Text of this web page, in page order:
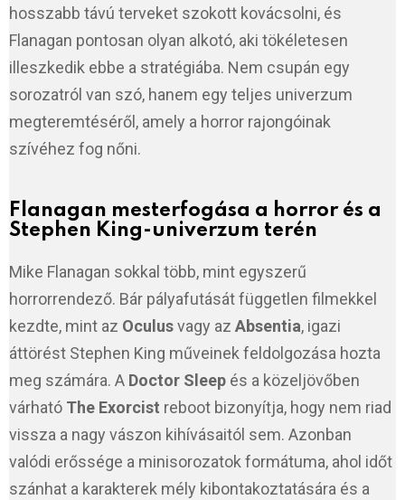
hosszabb távú terveket szokott kovácsolni, és
Flanagan pontosan olyan alkotó, aki tökéletesen
illeszkedik ebbe a stratégiába. Nem csupán egy
sorozatról van szó, hanem egy teljes univerzum
megteremtéséről, amely a horror rajongóinak
szívéhez fog nőni.
Flanagan mesterfogása a horror és a
Stephen King-univerzum terén
Mike Flanagan sokkal több, mint egyszerű
horrorrendező. Bár pályafutását független filmekkel
kezdte, mint az Oculusvagy az Absentia, igazi
áttörést Stephen King műveinek feldolgozása hozta
meg számára. A Doctor Sleep és a közeljövőben
várható The Exorcist reboot bizonyítja, hogy nem riad
vissza a nagy vászon kihívásaitól sem. Azonban
valódi erőssége a minisorozatok formátuma, ahol időt
szánhat a karakterek mély kibontakoztatására és a